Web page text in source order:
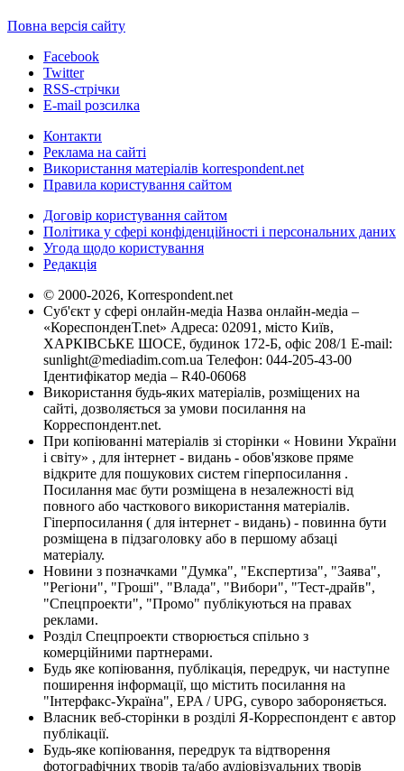
Повна версія сайту
Facebook
Twitter
RSS-стрічки
E-mail розсилка
Контакти
Реклама на сайті
Використання матеріалів korrespondent.net
Правила користування сайтом
Договір користування сайтом
Політика у сфері конфіденційності і персональних даних
Угода щодо користування
Редакція
© 2000-2026, Korrespondent.net
Суб'єкт у сфері онлайн-медіа Назва онлайн-медіа –
«КореспонденТ.net» Адреса: 02091, місто Київ,
ХАРКІВСЬКЕ ШОСЕ, будинок 172-Б, офіс 208/1 E-mail:
sunlight@mediadim.com.ua Телефон: 044-205-43-00
Ідентифікатор медіа – R40-06068
Використання будь-яких матеріалів, розміщених на
сайті, дозволяється за умови посилання на
Корреспондент.net.
При копіюванні матеріалів зі сторінки « Новини України
і світу» , для інтернет - видань - обов'язкове пряме
відкрите для пошукових систем гіперпосилання .
Посилання має бути розміщена в незалежності від
повного або часткового використання матеріалів.
Гіперпосилання ( для інтернет - видань) - повинна бути
розміщена в підзаголовку або в першому абзаці
матеріалу.
Новини з позначками "Думка", "Експертиза", "Заява",
"Регіони", "Гроші", "Влада", "Вибори", "Тест-драйв",
"Спецпроекти", "Промо" публікуються на правах
реклами.
Розділ Спецпроекти створюється спільно з
комерційними партнерами.
Будь яке копіювання, публікація, передрук, чи наступне
поширення інформації, що містить посилання на
"Інтерфакс-Україна", EPA / UPG, суворо забороняється.
Власник веб-сторінки в розділі Я-Корреспондент є автор
публікації.
Будь-яке копіювання, передрук та відтворення
фотографічних творів та/або аудіовізуальних творів